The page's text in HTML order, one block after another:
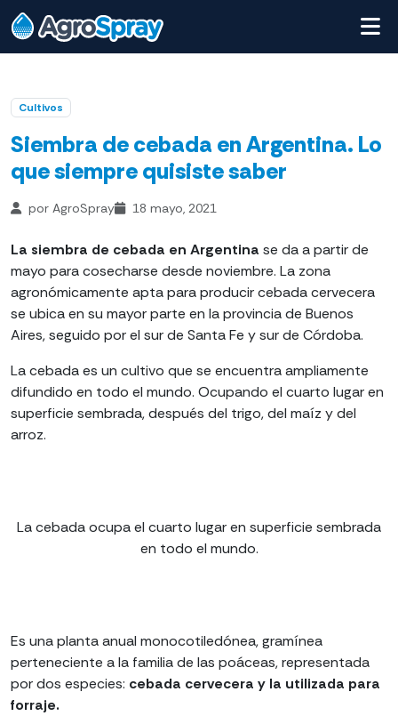
Cultivos
Siembra de cebada en Argentina. Lo
que siempre quisiste saber
por AgroSpray 18 mayo, 2021
La siembra de cebada en Argentina se da a partir de
mayo para cosecharse desde noviembre. La zona
agronómicamente apta para producir cebada cervecera
se ubica en su mayor parte en la provincia de Buenos
Aires, seguido por el sur de Santa Fe y sur de Córdoba.
La cebada es un cultivo que se encuentra ampliamente
difundido en todo el mundo. Ocupando el cuarto lugar en
superficie sembrada, después del trigo, del maíz y del
arroz.
La cebada ocupa el cuarto lugar en superficie sembrada
en todo el mundo.
Es una planta anual monocotiledónea, gramínea
perteneciente a la familia de las poáceas, representada
por dos especies: cebada cervecera y la utilizada para
forraje.